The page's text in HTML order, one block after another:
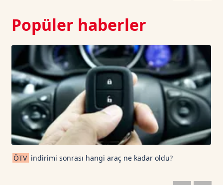
Popüler haberler
ÖTV indirimi sonrası hangi araç ne kadar oldu?